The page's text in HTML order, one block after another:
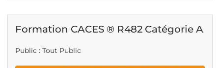
Formation CACES ® R482 Catégorie A
Public : Tout Public